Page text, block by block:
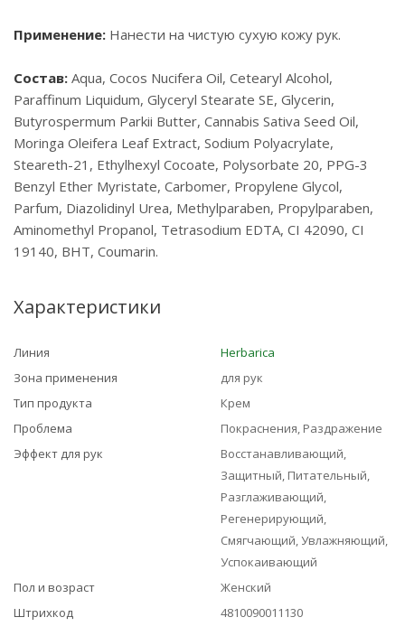
Применение: Нанести на чистую сухую кожу рук.
Состав: Aqua, Cocos Nucifera Oil, Cetearyl Alcohol,
Paraffinum Liquidum, Glyceryl Stearate SE, Glycerin,
Butyrospermum Parkii Butter, Cannabis Sativa Seed Oil,
Moringa Oleifera Leaf Extract, Sodium Polyacrylate,
Steareth-21, Ethylhexyl Cocoate, Polysorbate 20, PPG-3
Benzyl Ether Myristate, Carbomer, Propylene Glycol,
Parfum, Diazolidinyl Urea, Methylparaben, Propylparaben,
Aminomethyl Propanol, Tetrasodium EDTA, CI 42090, CI
19140, BHT, Coumarin.
Характеристики
Линия
Herbarica
Зона применения
для рук
Тип продукта
Крем
Проблема
Покраснения, Раздражение
Эффект для рук
Восстанавливающий,
Защитный, Питательный,
Разглаживающий,
Регенерирующий,
Смягчающий, Увлажняющий,
Успокаивающий
Пол и возраст
Женский
Штрихкод
4810090011130